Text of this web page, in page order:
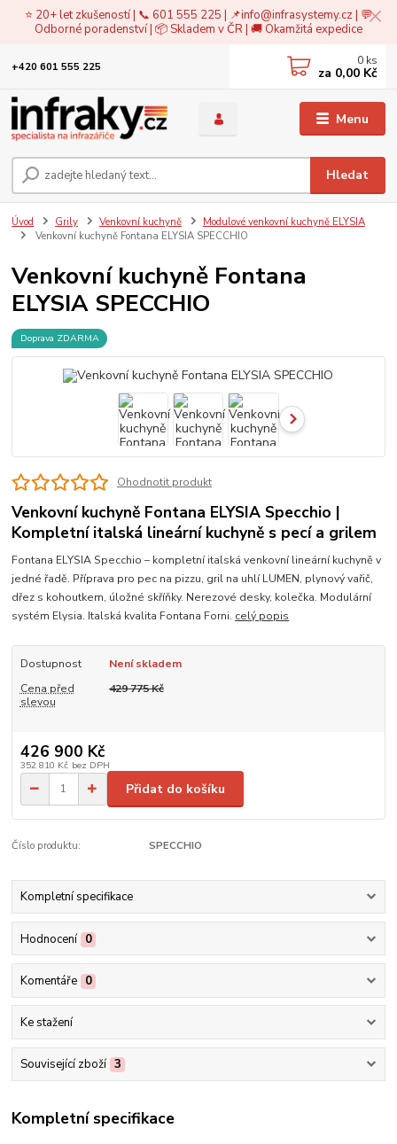
⭐ 20+ let zkušeností | 📞 601 555 225 | 📌info@infrasystemy.cz| 💬
Odborné poradenství | 📦 Skladem v ČR | 🚚 Okamžitá expedice
Menu
Hledat
+420 601 555 225 0 ks
za 0,00 Kč
Úvod Grily Venkovní kuchyně
Modulové venkovní kuchyně ELYSIA
Venkovní kuchyně Fontana ELYSIA SPECCHIO
Venkovní kuchyně Fontana
ELYSIA SPECCHIO
Doprava ZDARMA
Ohodnotit produkt
Venkovní kuchyně Fontana ELYSIA Specchio |
Kompletní italská lineární kuchyně s pecí a grilem
Fontana ELYSIA Specchio – kompletní italská venkovní lineární kuchyně v
jedné řadě. Příprava pro pec na pizzu, gril na uhlí LUMEN, plynový vařič,
dřez s kohoutkem, úložné skříňky. Nerezové desky, kolečka. Modulární
systém Elysia. Italská kvalita Fontana Forni. celý popis
Dostupnost
Není skladem
Cena před
slevou
429 775 Kč
426 900 Kč
352 810 Kč bez DPH
Přidat do košíku
Číslo produktu: SPECCHIO
Kompletní specifikace
Hodnocení 0
Komentáře 0
Ke stažení
Související zboží 3
Kompletní specifikace